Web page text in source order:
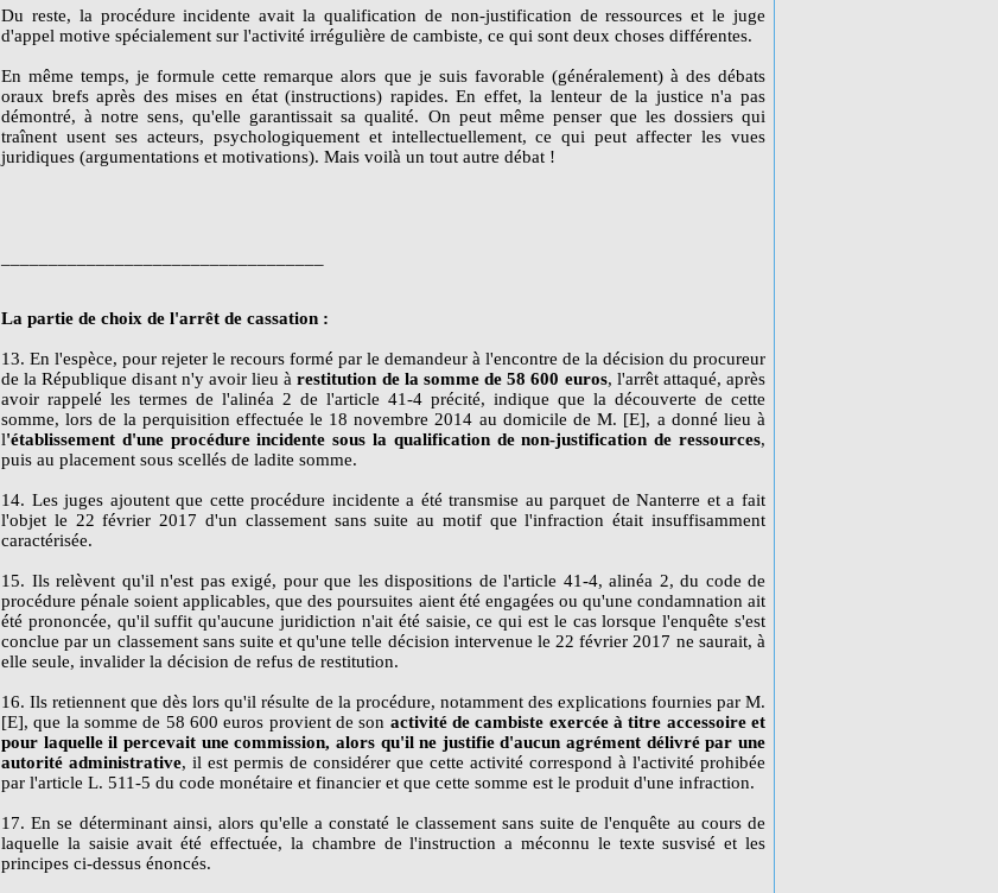
Du reste, la procédure incidente avait la qualification de non-justification de ressources et le juge
d'appel motive spécialement sur l'activité irrégulière de cambiste, ce qui sont deux choses différentes.
En même temps, je formule cette remarque alors que je suis favorable (généralement) à des débats
oraux brefs après des mises en état (instructions) rapides. En effet, la lenteur de la justice n'a pas
démontré, à notre sens, qu'elle garantissait sa qualité. On peut même penser que les dossiers qui
traînent usent ses acteurs, psychologiquement et intellectuellement, ce qui peut affecter les vues
juridiques (argumentations et motivations). Mais voilà un tout autre débat !
La partie de choix de l'arrêt de cassation :
13. En l'espèce, pour rejeter le recours formé par le demandeur à l'encontre de la décision du procureur
de la République disant n'y avoir lieu àrestitution de la somme de 58 600 euros, l'arrêt attaqué, après
avoir rappelé les termes de l'alinéa 2 de l'article 41-4 précité, indique que la découverte de cette
somme, lors de la perquisition effectuée le 18 novembre 2014 au domicile de M. [E], a donné lieu à
l'établissement d'une procédure incidente sous la qualification de non-justification de ressources,
puis au placement sous scellés de ladite somme.
14. Les juges ajoutent que cette procédure incidente a été transmise au parquet de Nanterre et a fait
l'objet le 22 février 2017 d'un classement sans suite au motif que l'infraction était insuffisamment
caractérisée.
15. Ils relèvent qu'il n'est pas exigé, pour que les dispositions de l'article 41-4, alinéa 2, du code de
procédure pénale soient applicables, que des poursuites aient été engagées ou qu'une condamnation ait
été prononcée, qu'il suffit qu'aucune juridiction n'ait été saisie, ce qui est le cas lorsque l'enquête s'est
conclue par un classement sans suite et qu'une telle décision intervenue le 22 février 2017 ne saurait, à
elle seule, invalider la décision de refus de restitution.
16. Ils retiennent que dès lors qu'il résulte de la procédure, notamment des explications fournies par M.
[E], que la somme de 58 600 euros provient de son activité de cambiste exercée à titre accessoire et
pour laquelle il percevait une commission, alors qu'il ne justifie d'aucun agrément délivré par une
autorité administrative, il est permis de considérer que cette activité correspond à l'activité prohibée
par l'article L. 511-5 du code monétaire et financier et que cette somme est le produit d'une infraction.
17. En se déterminant ainsi, alors qu'elle a constaté le classement sans suite de l'enquête au cours de
laquelle la saisie avait été effectuée, la chambre de l'instruction a méconnu le texte susvisé et les
principes ci-dessus énoncés.